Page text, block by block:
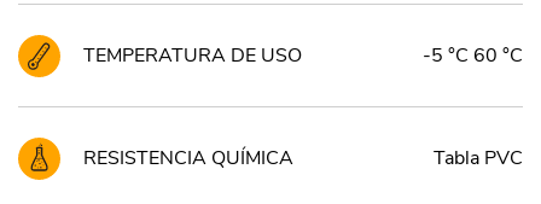
TEMPERATURA DE USO -5 °C 60 °C
RESISTENCIA QUÍMICA Tabla PVC